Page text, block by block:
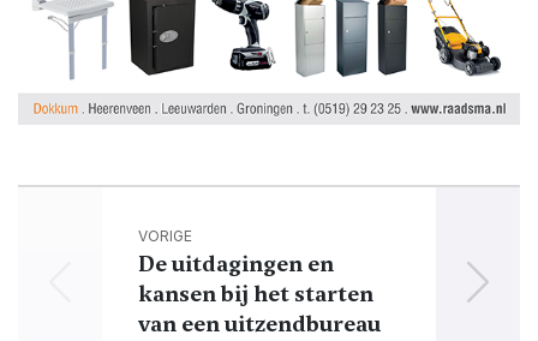
VORIGE
De uitdagingen en
kansen bij het starten
van een uitzendbureau